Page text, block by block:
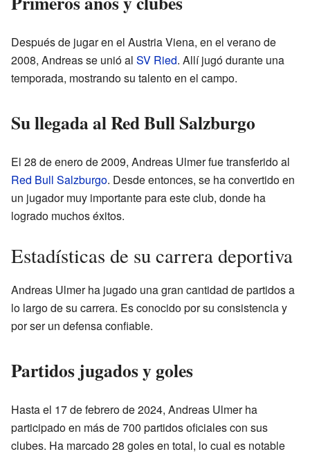
Después de jugar en el Austria Viena, en el verano de
2008, Andreas se unió al SV Ried. Allí jugó durante una
temporada, mostrando su talento en el campo.
Su llegada al Red Bull Salzburgo
El 28 de enero de 2009, Andreas Ulmer fue transferido al
Red Bull Salzburgo. Desde entonces, se ha convertido en
un jugador muy importante para este club, donde ha
logrado muchos éxitos.
Estadísticas de su carrera deportiva
Andreas Ulmer ha jugado una gran cantidad de partidos a
lo largo de su carrera. Es conocido por su consistencia y
por ser un defensa confiable.
Partidos jugados y goles
Hasta el 17 de febrero de 2024, Andreas Ulmer ha
participado en más de 700 partidos oficiales con sus
clubes. Ha marcado 28 goles en total, lo cual es notable